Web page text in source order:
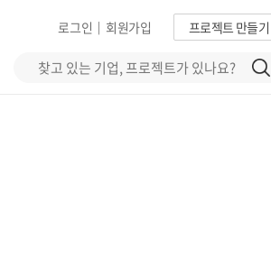
프로젝트 만들기
회원가입
|
로그인